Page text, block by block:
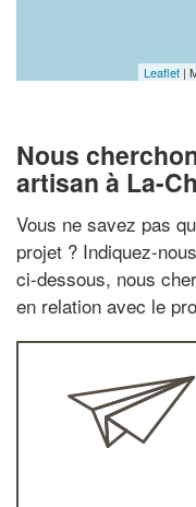
Leaflet |
Nous
artisan à La-
Vous ne savez pas
projet ? Indiquez-
ci-dessous, nous
en relation avec le